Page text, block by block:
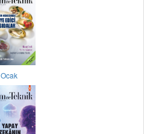
Ocak